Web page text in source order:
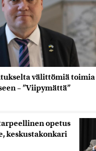
välittömiä toimia
– ”Viipymättä”
opetus
keskustakonkari